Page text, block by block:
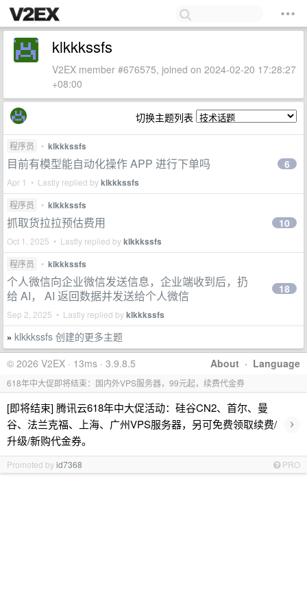
klkkkssfs
V2EX member #676575, joined on 2024-02-20 17:28:27
+08:00
切换主题列表
程序员 • klkkkssfs
目前有模型能自动化操作 APP 进行下单吗
Apr 1 • Lastly replied byklkkkssfs
6
程序员 • klkkkssfs
抓取货拉拉预估费用
Oct 1, 2025 • Lastly replied byklkkkssfs
10
程序员 • klkkkssfs
个人微信向企业微信发送信息，企业端收到后，扔
给 AI， AI 返回数据并发送给个人微信
Sep 2, 2025 • Lastly replied byklkkkssfs
18
» klkkkssfs 创建的更多主题
About · Language
© 2026 V2EX · 13ms · 3.9.8.5
618年中大促即将结束：国内外VPS服务器，99元起，续费代金券
[即将结束] 腾讯云618年中大促活动：硅谷CN2、首尔、曼
谷、法兰克福、上海、广州VPS服务器，另可免费领取续费/
升级/新购代金券。
›
Promoted byid7368 PRO